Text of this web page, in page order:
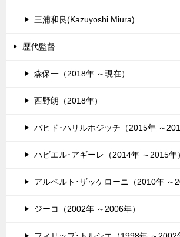
三浦和良(Kazuyoshi Miura)
歴代監督
森保一（2018年 ～現在）
西野朗（2018年）
バヒド･ハリルホジッチ（2015年 ～
ハビエル･アギーレ（2014年 ～2015年）
アルベルト･ザッケローニ（2010年 ～
ジーコ（2002年 ～2006年）